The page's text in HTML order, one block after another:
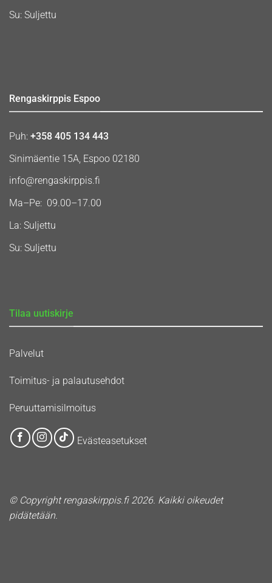
Su: Suljettu
Rengaskirppis Espoo
Puh: +358 405 134 443
Sinimäentie 15A, Espoo 02180
info@rengaskirppis.fi
Ma–Pe: 09.00–17.00
La: Suljettu
Su: Suljettu
Tilaa uutiskirje
Palvelut
Toimitus- ja palautusehdot
Peruuttamisilmoitus
Evästeasetukset
© Copyright rengaskirppis.fi 2026. Kaikki oikeudet
pidätetään.